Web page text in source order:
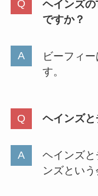
ヘインズ
ですか？
ビーフィ
す。
ヘインズと
ヘインズ
ンズという